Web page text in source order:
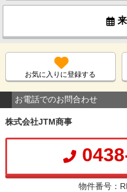
お気に入りに登録する
お電話でのお問合わせ
株式会社JTM商事
物件番号：